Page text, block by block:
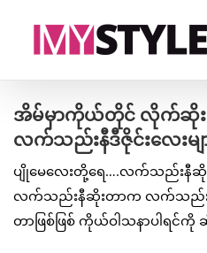
အိမ်မှာကိုယ်တိုင် လိုက်ဆို
လက်သည်းနီဒီဇိုင်းလေးမျ
ပျိုမေလေးတို့ရေ….လက်သည်းနီဆိုး
လက်သည်းနီဆိုးတာက လက်သည်း
တာဖြစ်ဖြစ် ကိုယ်ဝါသနာပါရင်